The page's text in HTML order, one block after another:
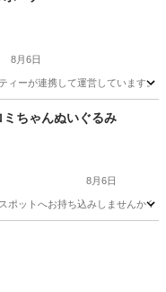
8月6日
ィーが連携して運営していま
ちゃんぬいぐるみ
8月6日
トへお持ち込みしませんか？